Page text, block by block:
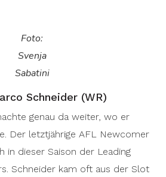
Foto:
Svenja
Sabatini
Schneider (WR)
genau da weiter, wo er
Der letztjährige AFL Newcomer
in dieser Saison der Leading
Schneider kam oft aus der Slot